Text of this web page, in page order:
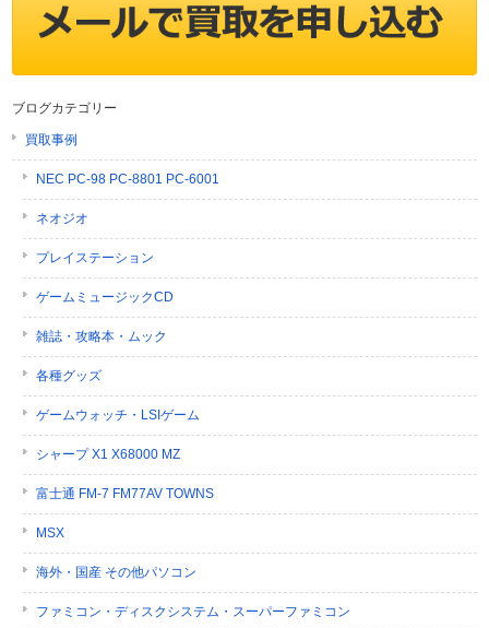
ブログカテゴリー
買取事例
NEC PC-98 PC-8801 PC-6001
ネオジオ
プレイステーション
ゲームミュージックCD
雑誌・攻略本・ムック
各種グッズ
ゲームウォッチ・LSIゲーム
シャープ X1 X68000 MZ
富士通 FM-7 FM77AV TOWNS
MSX
海外・国産 その他パソコン
ファミコン・ディスクシステム・スーパーファミコン